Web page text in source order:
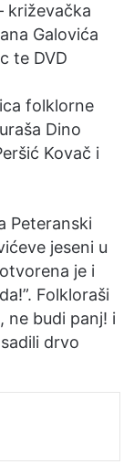
križevačka
Galovića
te DVD
folklorne
Dino
Kovač i
Peteranski
jeseni u
je i
Folkloraši
ne budi panj! i
drvo